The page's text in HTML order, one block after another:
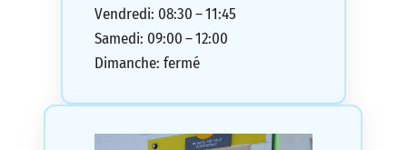
Vendredi: 08:30 – 11:45
Samedi: 09:00 – 12:00
Dimanche: fermé